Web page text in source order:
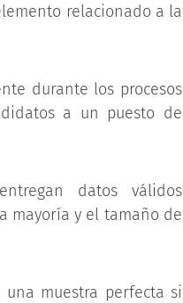
relacionado a la
durante los procesos
a un puesto de
datos válidos
mayoría y el tamaño de
muestra perfecta si